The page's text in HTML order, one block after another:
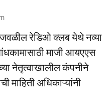
रेडिओ क्लब येथे नव्या
माजी आयएएस
नेतृत्वाखालील कंपनीने
माहिती अधिकाऱ्यांनी